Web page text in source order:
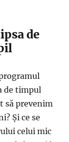
de
de timpul
să prevenim
Și ce se
celui mic